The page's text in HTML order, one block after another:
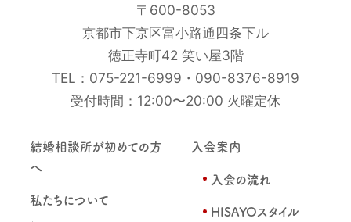
〒600-8053
京都市下京区富小路通四条下ル
徳正寺町42 笑い屋3階
TEL： 075-221-6999 ・ 090-8376-8919
受付時間：12:00〜20:00 火曜定休
結婚相談所が初めての方
へ
私たちについて
入会案内
入会の流れ
HISAYOスタイル